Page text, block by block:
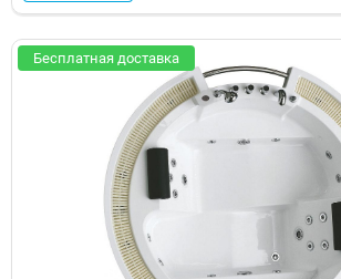
Бесплатная доставка